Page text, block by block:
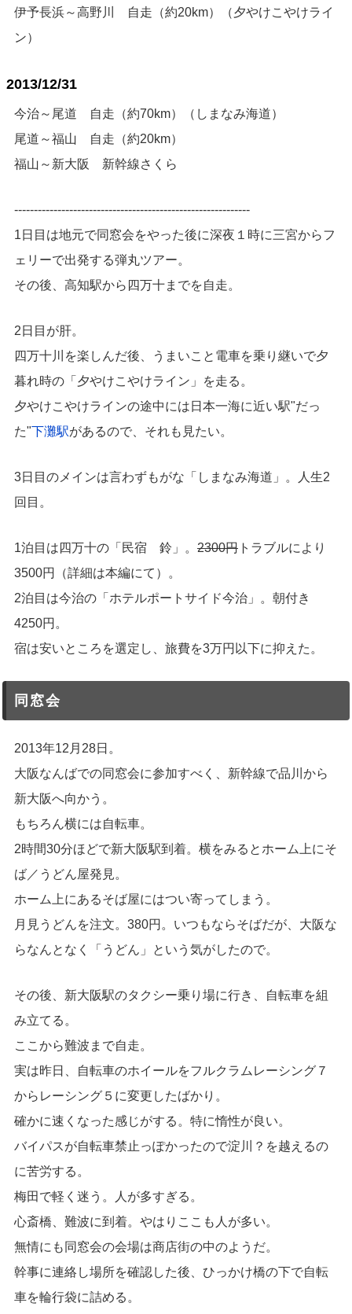
伊予長浜～高野川 自走（約20km）（夕やけこやけライ
ン）
2013/12/31
今治～尾道 自走（約70km）（しまなみ海道）
尾道～福山 自走（約20km）
福山～新大阪 新幹線さくら
------------------------------------------------------------
1日目は地元で同窓会をやった後に深夜１時に三宮からフ
ェリーで出発する弾丸ツアー。
その後、高知駅から四万十までを自走。
2日目が肝。
四万十川を楽しんだ後、うまいこと電車を乗り継いで夕
暮れ時の「夕やけこやけライン」を走る。
夕やけこやけラインの途中には日本一海に近い駅"だっ
た"下灘駅があるので、それも見たい。
3日目のメインは言わずもがな「しまなみ海道」。人生2
回目。
1泊目は四万十の「民宿 鈴」。 2300円 トラブルにより
3500円（詳細は本編にて）。
2泊目は今治の「ホテルポートサイド今治」。朝付き
4250円。
宿は安いところを選定し、旅費を3万円以下に抑えた。
同窓会
2013年12月28日。
大阪なんばでの同窓会に参加すべく、新幹線で品川から
新大阪へ向かう。
もちろん横には自転車。
2時間30分ほどで新大阪駅到着。横をみるとホーム上にそ
ば／うどん屋発見。
ホーム上にあるそば屋にはつい寄ってしまう。
月見うどんを注文。380円。いつもならそばだが、大阪な
らなんとなく「うどん」という気がしたので。
その後、新大阪駅のタクシー乗り場に行き、自転車を組
み立てる。
ここから難波まで自走。
実は昨日、自転車のホイールをフルクラムレーシング７
からレーシング５に変更したばかり。
確かに速くなった感じがする。特に惰性が良い。
バイパスが自転車禁止っぽかったので淀川？を越えるの
に苦労する。
梅田で軽く迷う。人が多すぎる。
心斎橋、難波に到着。やはりここも人が多い。
無情にも同窓会の会場は商店街の中のようだ。
幹事に連絡し場所を確認した後、ひっかけ橋の下で自転
車を輪行袋に詰める。